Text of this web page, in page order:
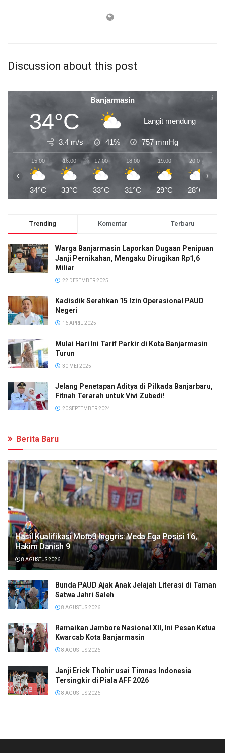
Discussion about this post
Banjarmasin
34°C Langit mendung
3.4 m/s 41% 757 mmHg
15:00
34°C
16:00
33°C
17:00
33°C
18:00
31°C
19:00
29°C
20:00
28°C
‹ ›
Trending Komentar Terbaru
Warga Banjarmasin Laporkan Dugaan Penipuan
Janji Pernikahan, Mengaku Dirugikan Rp1,6
Miliar
22 DESEMBER 2025
Kadisdik Serahkan 15 Izin Operasional PAUD
Negeri
16 APRIL 2025
Mulai Hari Ini Tarif Parkir di Kota Banjarmasin
Turun
30 MEI 2025
Jelang Penetapan Aditya di Pilkada Banjarbaru,
Fitnah Terarah untuk Vivi Zubedi!
20 SEPTEMBER 2024
Berita Baru
Hasil Kualifikasi Moto3 Inggris: Veda Ega Posisi 16,
Hakim Danish 9
8 AGUSTUS 2026
Bunda PAUD Ajak Anak Jelajah Literasi di Taman
Satwa Jahri Saleh
8 AGUSTUS 2026
Ramaikan Jambore Nasional XII, Ini Pesan Ketua
Kwarcab Kota Banjarmasin
8 AGUSTUS 2026
Janji Erick Thohir usai Timnas Indonesia
Tersingkir di Piala AFF 2026
8 AGUSTUS 2026